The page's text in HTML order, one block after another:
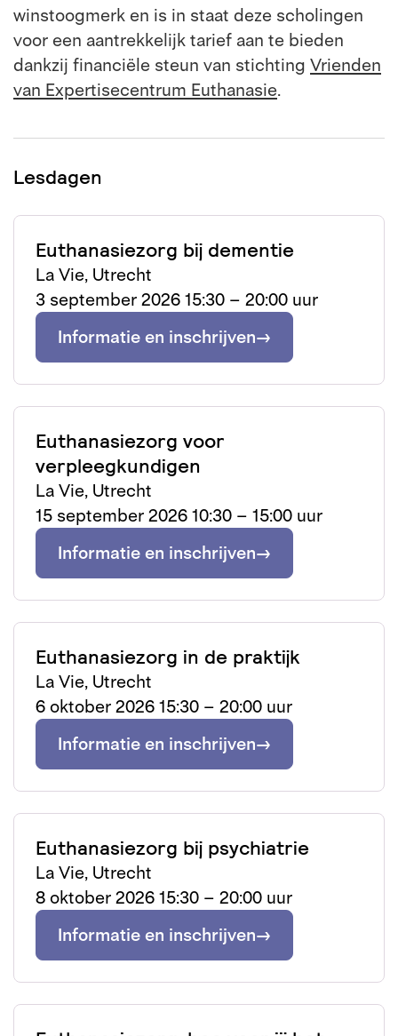
winstoogmerk en is in staat deze scholingen
voor een aantrekkelijk tarief aan te bieden
dankzij financiële steun van stichting Vrienden
van Expertisecentrum Euthanasie.
Lesdagen
Euthanasiezorg bij dementie
La Vie, Utrecht
3 september 2026 15:30 – 20:00 uur
Informatie en inschrijven
Euthanasiezorg voor
verpleegkundigen
La Vie, Utrecht
15 september 2026 10:30 – 15:00 uur
Informatie en inschrijven
Euthanasiezorg in de praktijk
La Vie, Utrecht
6 oktober 2026 15:30 – 20:00 uur
Informatie en inschrijven
Euthanasiezorg bij psychiatrie
La Vie, Utrecht
8 oktober 2026 15:30 – 20:00 uur
Informatie en inschrijven